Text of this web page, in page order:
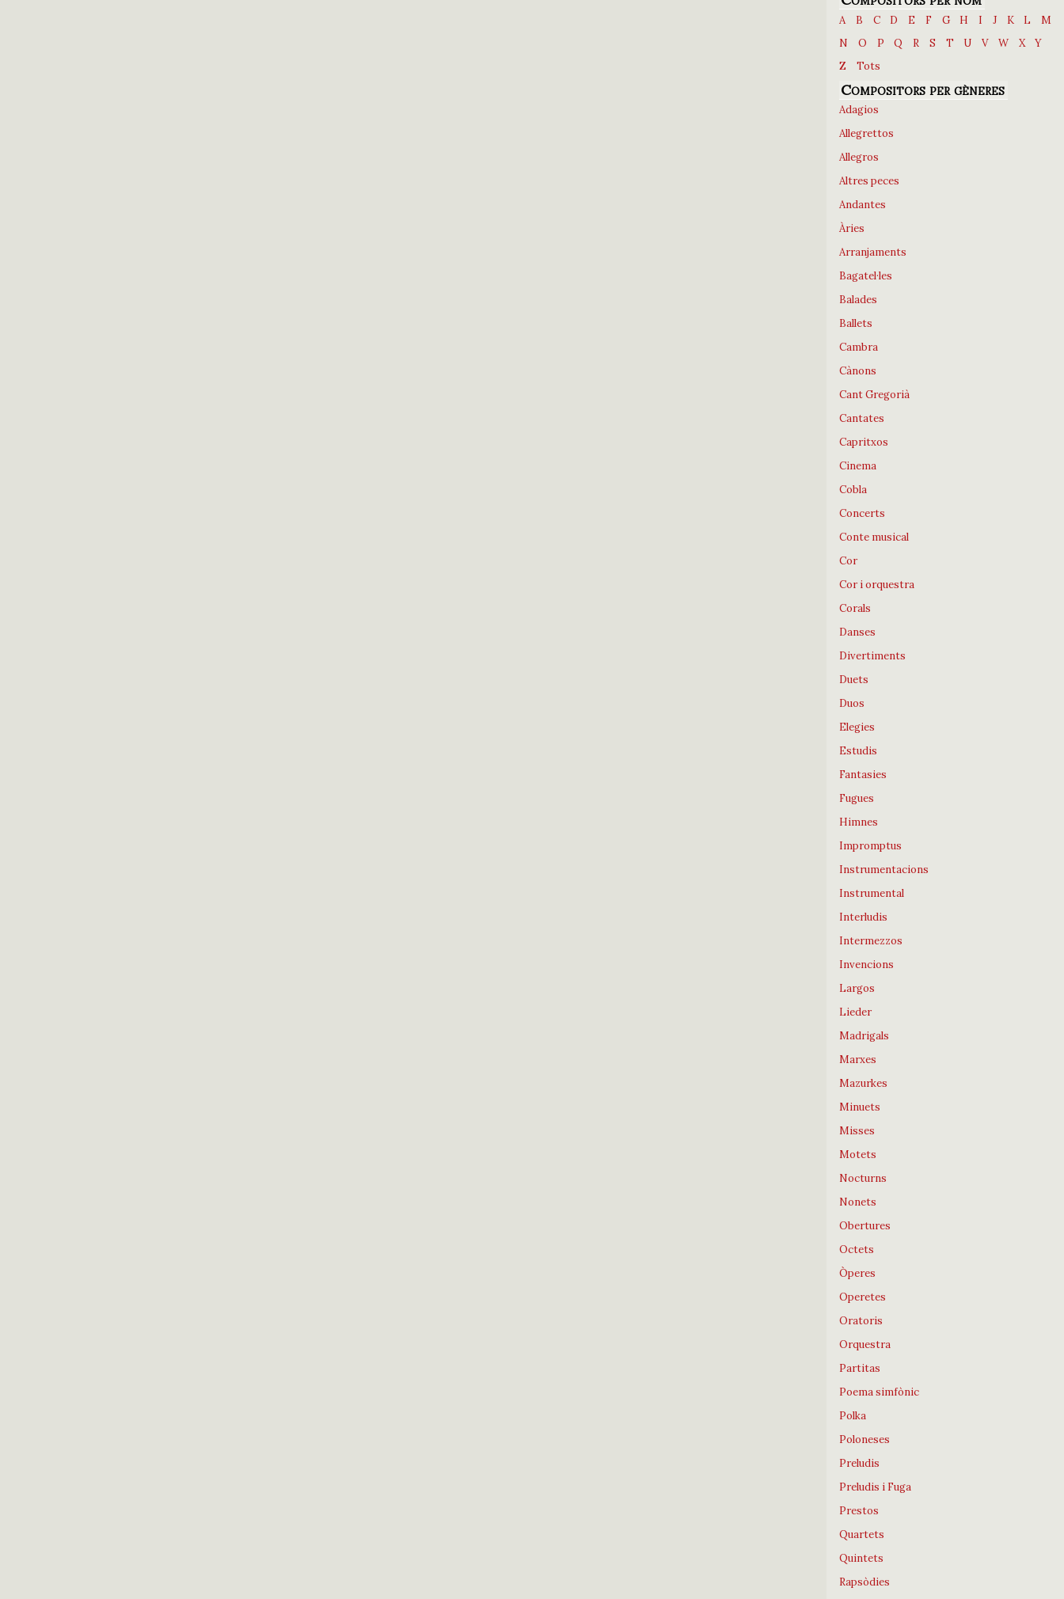
A B C D E F G H I J K L
M
N
O P Q R S T U V W X
Y
Z
Tots
Compositors per gèneres
Adagios
Allegrettos
Allegros
Altres peces
Andantes
Àries
Arranjaments
Bagatel·les
Balades
Ballets
Cambra
Cànons
Cant Gregorià
Cantates
Capritxos
Cinema
Cobla
Concerts
Conte musical
Cor
Cor i orquestra
Corals
Danses
Divertiments
Duets
Duos
Elegies
Estudis
Fantasies
Fugues
Himnes
Impromptus
Instrumentacions
Instrumental
Interludis
Intermezzos
Invencions
Largos
Lieder
Madrigals
Marxes
Mazurkes
Minuets
Misses
Motets
Nocturns
Nonets
Obertures
Octets
Òperes
Operetes
Oratoris
Orquestra
Partitas
Poema simfònic
Polka
Poloneses
Preludis
Preludis i Fuga
Prestos
Quartets
Quintets
Rapsòdies